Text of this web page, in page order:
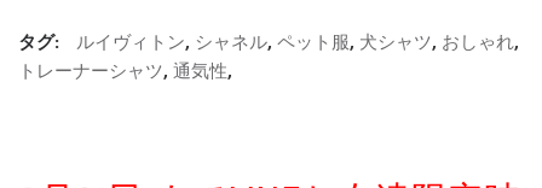
タグ: ルイヴィトン, シャネル, ペット服, 犬シャツ, おしゃれ,
トレーナーシャツ, 通気性,